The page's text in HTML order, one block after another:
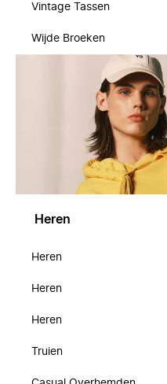
Vintage Tassen
Wijde Broeken
Heren
Heren
Heren
Heren
Truien